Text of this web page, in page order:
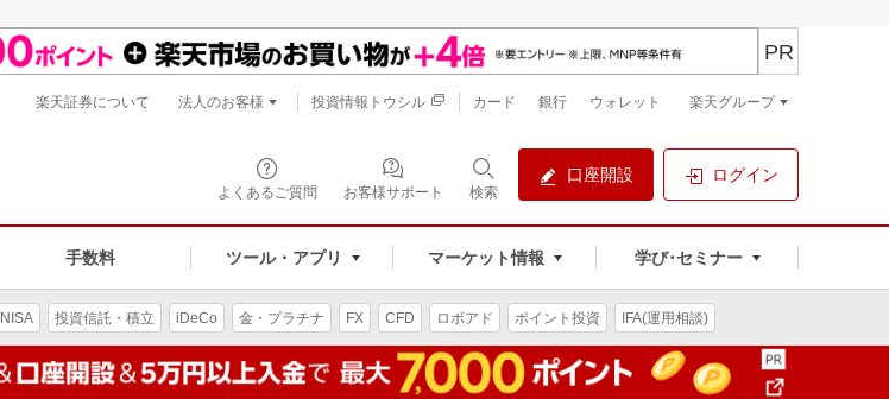
よくあるご質問 お客様サポート 検索
口座開設 ログイン
手数料 ツール・アプリ マーケット情報 学び･セミナー
PR
楽天証券について 法人のお客様 投資情報トウシル カード 銀行 ウォレット 楽天グループ
NISA 投資信託・積立 iDeCo 金・プラチナ FX CFD ロボアド ポイント投資 IFA(運用相談)